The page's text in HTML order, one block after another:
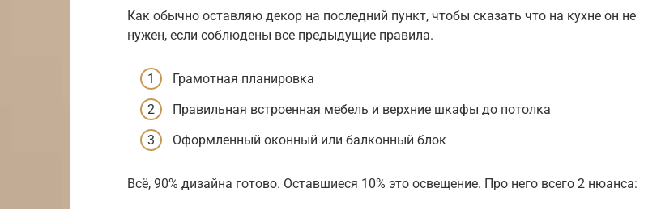
Как обычно оставляю декор на последний пункт, чтобы сказать что на кухне он не
нужен, если соблюдены все предыдущие правила.
Грамотная планировка
Правильная встроенная мебель и верхние шкафы до потолка
Оформленный оконный или балконный блок
Всё, 90% дизайна готово. Оставшиеся 10% это освещение. Про него всего 2 нюанса: